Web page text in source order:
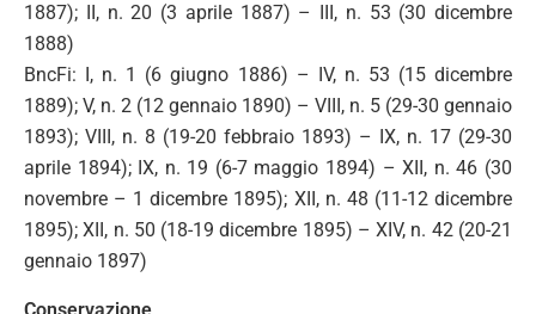
1887); II, n. 20 (3 aprile 1887) – III, n. 53 (30 dicembre
1888)
BncFi: I, n. 1 (6 giugno 1886) – IV, n. 53 (15 dicembre
1889); V, n. 2 (12 gennaio 1890) – VIII, n. 5 (29-30 gennaio
1893); VIII, n. 8 (19-20 febbraio 1893) – IX, n. 17 (29-30
aprile 1894); IX, n. 19 (6-7 maggio 1894) – XII, n. 46 (30
novembre – 1 dicembre 1895); XII, n. 48 (11-12 dicembre
1895); XII, n. 50 (18-19 dicembre 1895) – XIV, n. 42 (20-21
gennaio 1897)